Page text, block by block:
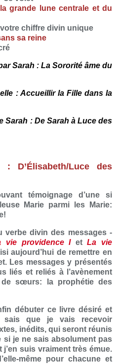
grande lune centrale et du
chiffre divin unique
sa reine
Sarah : La Sororité âme du
: Accueillir la Fille dans la
Sarah : De Sarah à Luce des
D’Élisabeth/Luce des
témoignage d’une si
Marie parmi les Marie:
verbe divin des messages -
vie providence Iet La vie
aujourd’hui de remettre en
Les messages y présentés
liés et reliés à l’avènement
sœurs: la prophétie des
débuter ce livre désiré et
sais que je vais recevoir
inédits, qui seront réunis
si je ne sais absolument pas
j’en suis vraiment très émue.
même pour chacune et